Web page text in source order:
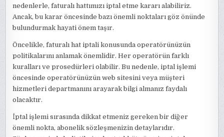
nedenlerle, faturalı hattımızı iptal etme kararı alabiliriz.
Ancak, bu karar öncesinde bazı önemli noktaları göz önünde
bulundurmak hayati önem taşır.
Öncelikle, faturalı hat iptali konusunda operatörünüzün
politikalarını anlamak önemlidir. Her operatörün farklı
kuralları ve prosedürleri olabilir. Bu nedenle, iptal işlemi
öncesinde operatörünüzün web sitesini veya müşteri
hizmetleri departmanını arayarak bilgi almanız faydalı
olacaktır.
İptal işlemi sırasında dikkat etmeniz gereken bir diğer
önemli nokta, abonelik sözleşmenizin detaylarıdır.